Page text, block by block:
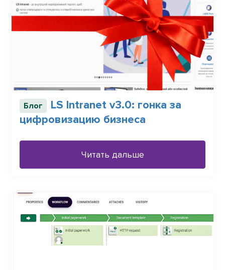
Блог
LS Intranet v3.0: гонка за
цифровизацию бизнеса
Читать дальше